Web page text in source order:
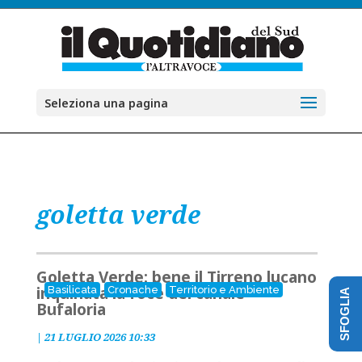
Seleziona una pagina
goletta verde
Basilicata Cronache Territorio e Ambiente
Goletta Verde: bene il Tirreno lucano
inquinata la foce del canale
Bufaloria
| 21 LUGLIO 2026 10:33 SFOGLIA